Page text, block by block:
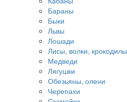
Бараны
Быки
Львы
Лошади
Лисы, волки, крокодилы
Медведи
Лягушки
Обезьяны, олени
Черепахи